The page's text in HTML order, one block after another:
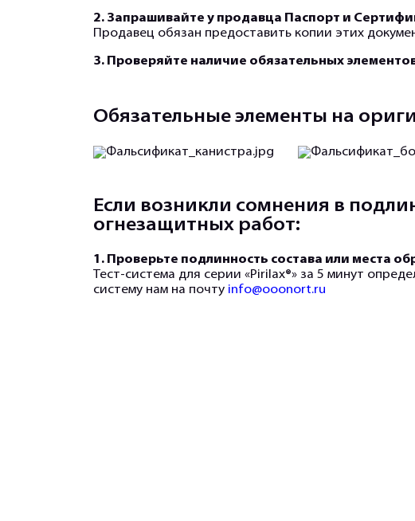
2. Запрашивайте у продавца Паспорт и
Продавец обязан предоставить копии этих
3. Проверяйте наличие обязательных
Обязательные элементы на
Если возникли сомнения в
огнезащитных работ:
1. Проверьте подлинность состава или места
Тест-система для серии «Pirilax®» за 5 минут
систему нам на почту info@ooonort.ru